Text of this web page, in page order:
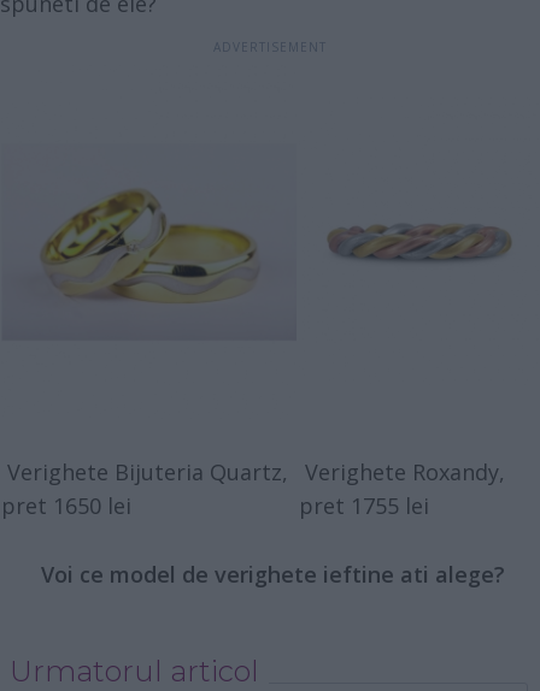
Verighete Bijuteria Quartz,
pret 1650 lei
Verighete Roxandy,
pret 1755 lei
Voi ce model de verighete ieftine ati alege?
Urmatorul articol